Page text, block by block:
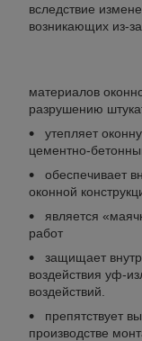
вследствие
возникающих из-
материалов
разрушению
утепляет
цементно-
обеспечивает
оконной
является
работ
защищает
воздействия уф-
воздействий.
препятствует
производстве